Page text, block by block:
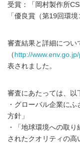
受賞：「岡村製作所
「優良賞（第19回環
審査結果と詳細につい
（ http://
表されました。
審査にあたっては、以
・グローバル企業に
方針」
・「地球環境への取
されたクオリティの高